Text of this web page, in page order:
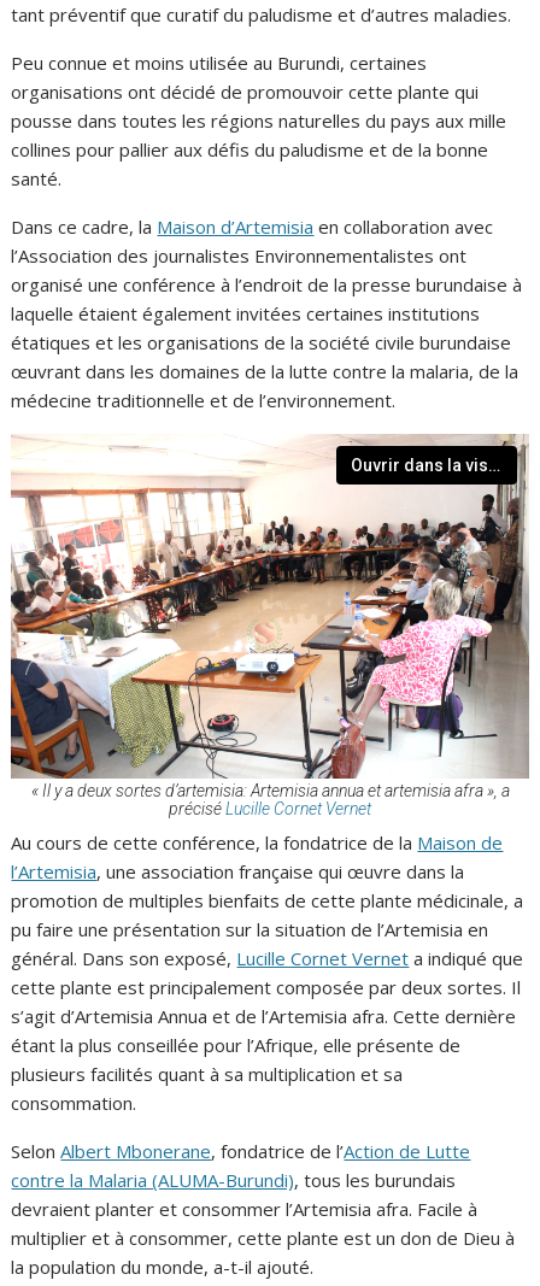
tant préventif que curatif du paludisme et d’autres maladies.
Peu connue et moins utilisée au Burundi, certaines
organisations ont décidé de promouvoir cette plante qui
pousse dans toutes les régions naturelles du pays aux mille
collines pour pallier aux défis du paludisme et de la bonne
santé.
Dans ce cadre, la Maison d’Artemisia en collaboration avec
l’Association des journalistes Environnementalistes ont
organisé une conférence à l’endroit de la presse burundaise à
laquelle étaient également invitées certaines institutions
étatiques et les organisations de la société civile burundaise
œuvrant dans les domaines de la lutte contre la malaria, de la
médecine traditionnelle et de l’environnement.
Ouvrir dans la visionneuse
« Il y a deux sortes d’artemisia: Artemisia annua et artemisia afra », a
préciséLucille Cornet Vernet
Au cours de cette conférence, la fondatrice de la Maison de
l’Artemisia, une association française qui œuvre dans la
promotion de multiples bienfaits de cette plante médicinale, a
pu faire une présentation sur la situation de l’Artemisia en
général. Dans son exposé, Lucille Cornet Vernet a indiqué que
cette plante est principalement composée par deux sortes. Il
s’agit d’Artemisia Annua et de l’Artemisia afra. Cette dernière
étant la plus conseillée pour l’Afrique, elle présente de
plusieurs facilités quant à sa multiplication et sa
consommation.
SelonAlbert Mbonerane, fondatrice de l’Action de Lutte
contre la Malaria (ALUMA-Burundi), tous les burundais
devraient planter et consommer l’Artemisia afra. Facile à
multiplier et à consommer, cette plante est un don de Dieu à
la population du monde, a-t-il ajouté.